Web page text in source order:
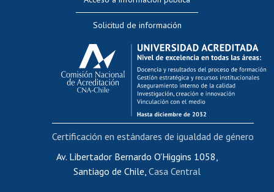
Evaluación docente
Calificación académica
Postulación al AUCAI
Funcionarias/os
Cursos internos de capacitación
Bienestar del personal
Portal de movilidad interna
Certificado de renta
Certificado de renta honorarios
Solicitud de información
Av. Libertador Bernardo O'Higgins 1058,
Santiago de Chile, Casa Central
Certificación en estándares de igualdad de género